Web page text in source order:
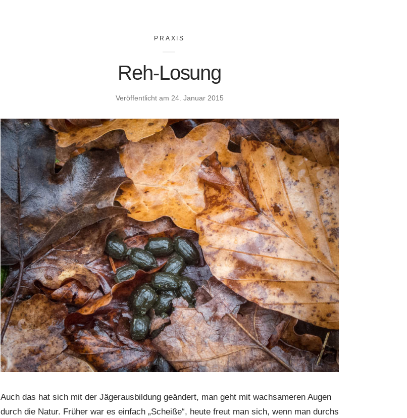
PRAXIS
Reh-Losung
Veröffentlicht am 24. Januar 2015
Auch das hat sich mit der Jägerausbildung geändert, man geht mit wachsameren Augen
durch die Natur. Früher war es einfach „Scheiße“, heute freut man sich, wenn man durchs